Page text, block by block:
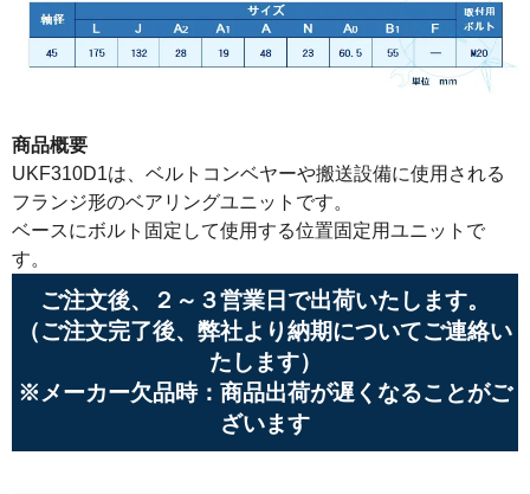
商品概要
UKF310D1は、ベルトコンベヤーや搬送設備に使用される
フランジ形のベアリングユニットです。
ベースにボルト固定して使用する位置固定用ユニットで
す。
ご注文後、２～３営業日で出荷いたします。
（ご注文完了後、弊社より納期についてご連絡い
たします）
※メーカー欠品時：商品出荷が遅くなることがご
ざいます